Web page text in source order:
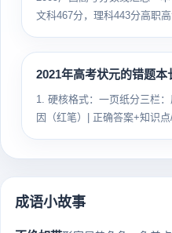
文科467分，理科443分高职
1. 硬核格式：一页纸分三栏
因（红笔）| 正确答案+知识
成语小故事